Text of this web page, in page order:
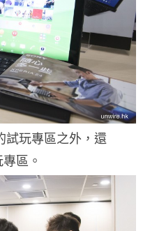
玩專區之外，還
區。